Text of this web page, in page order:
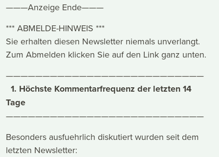
———Anzeige Ende———
*** ABMELDE-HINWEIS ***
Sie erhalten diesen Newsletter niemals unverlangt.
Zum Abmelden klicken Sie auf den Link ganz unten.
———————————————————————————
1. Höchste Kommentarfrequenz der letzten 14
Tage
———————————————————————————
Besonders ausfuehrlich diskutiert wurden seit dem
letzten Newsletter: